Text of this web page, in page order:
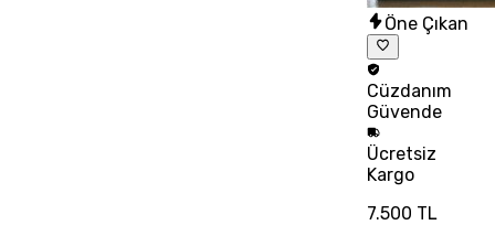
Öne Çıkan
Cüzdanım
Güvende
Ücretsiz
Kargo
7.500 TL